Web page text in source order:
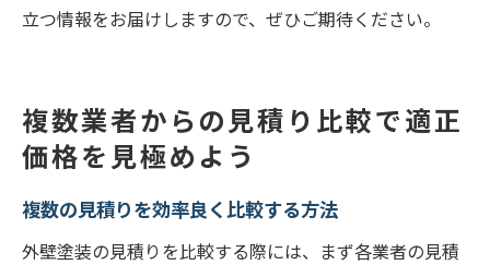
立つ情報をお届けしますので、ぜひご期待ください。
複数業者からの見積り比較で適正
価格を見極めよう
複数の見積りを効率良く比較する方法
外壁塗装の見積りを比較する際には、まず各業者の見積